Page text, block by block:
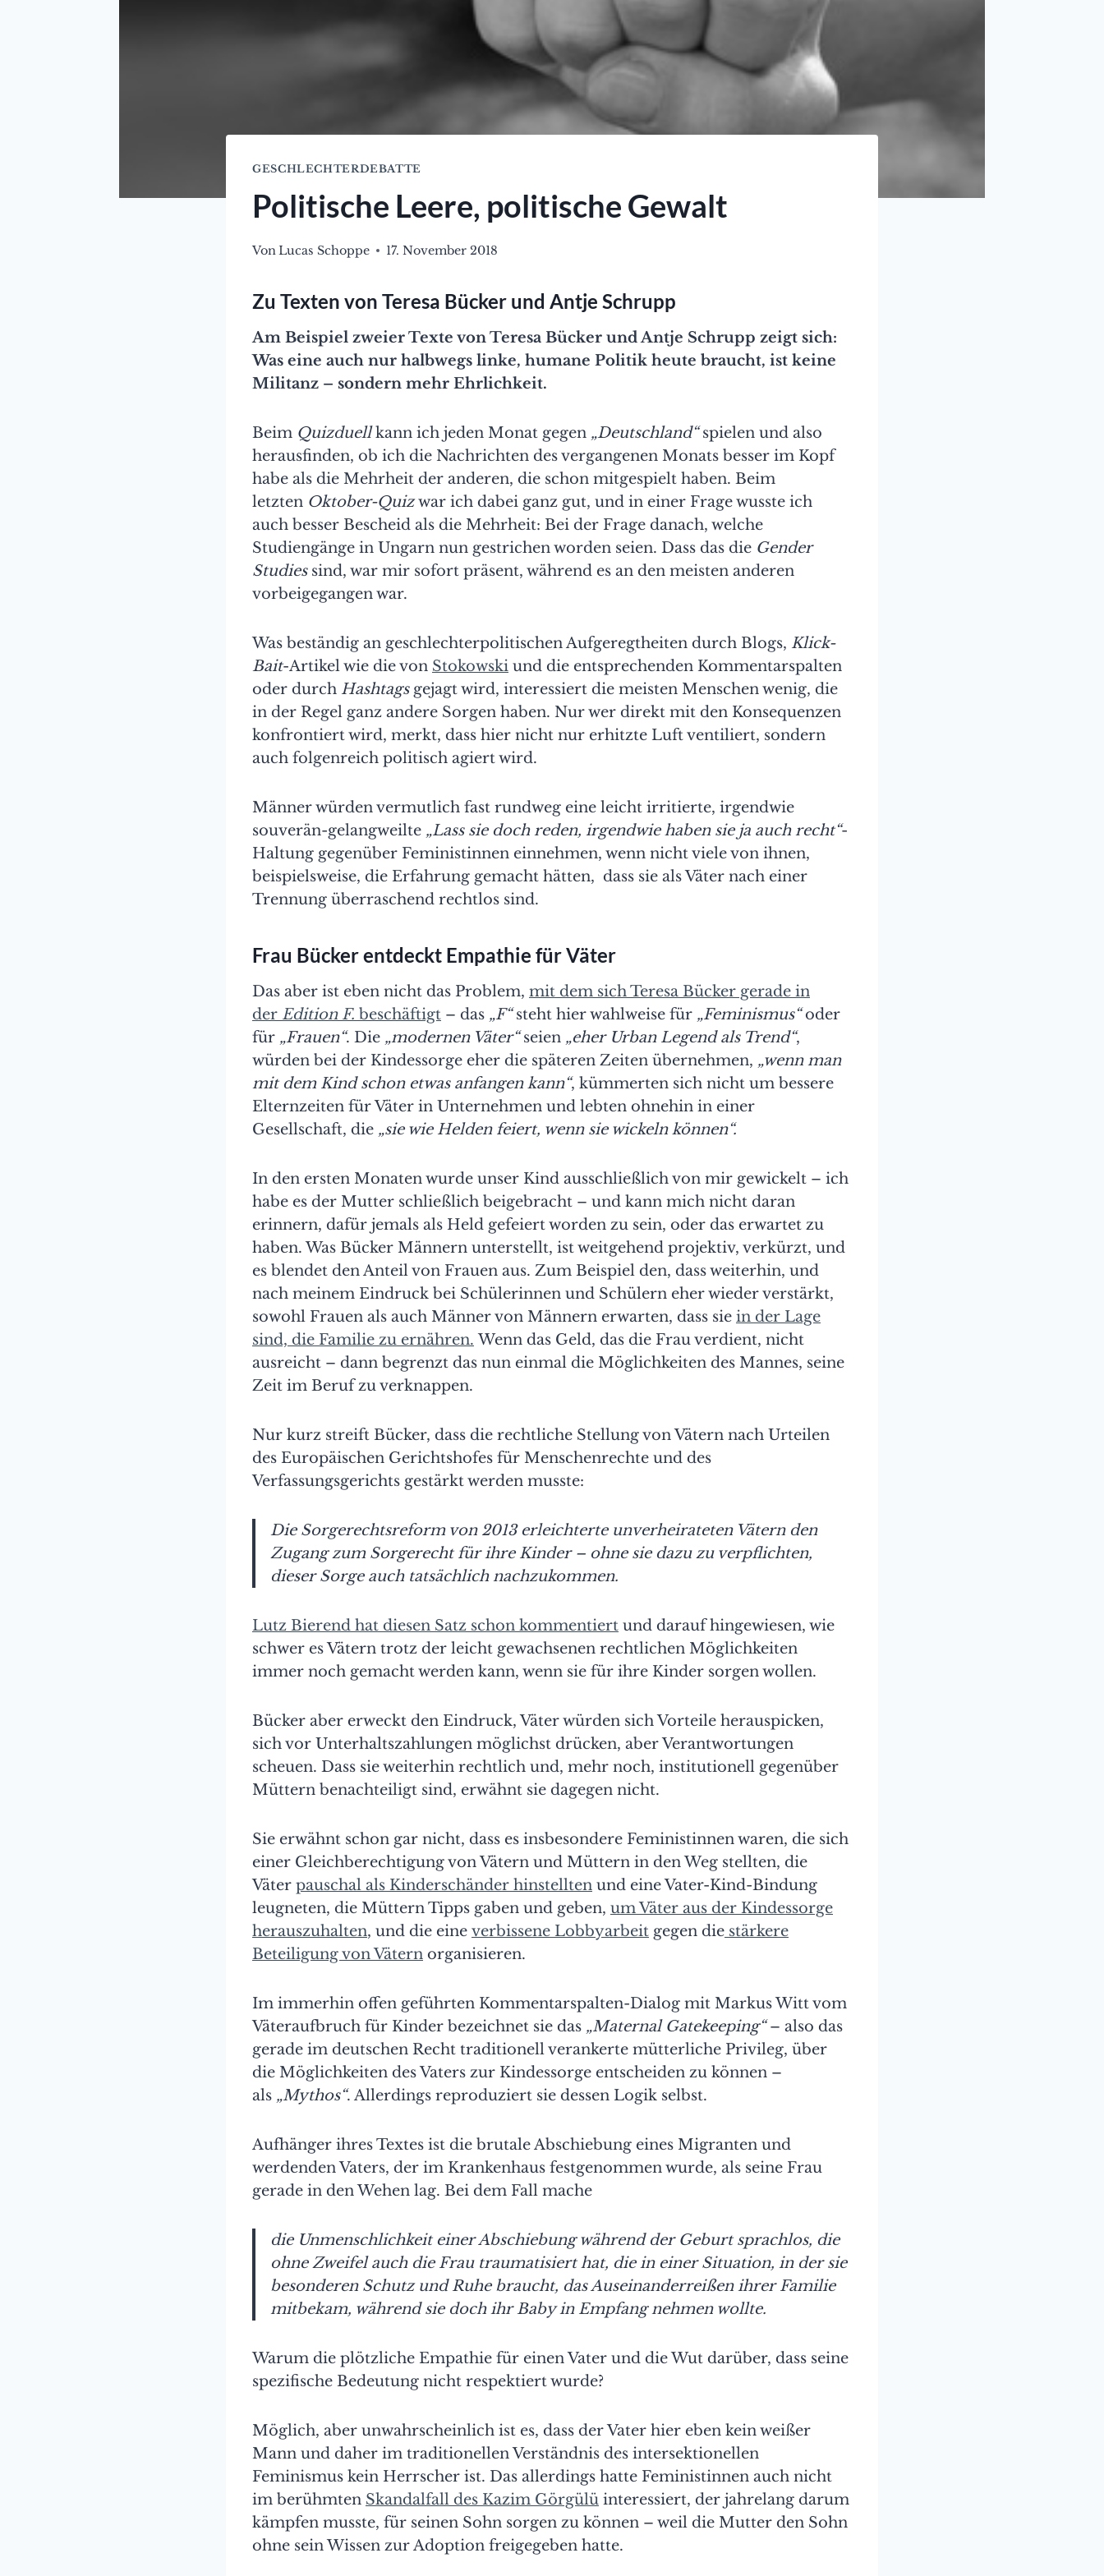
GESCHLECHTERDEBATTE
Politische Leere, politische Gewalt
VonLucas Schoppe 17. November 2018
Zu Texten von Teresa Bücker und Antje Schrupp
Am Beispiel zweier Texte von Teresa Bücker und Antje Schrupp zeigt sich:
Was eine auch nur halbwegs linke, humane Politik heute braucht, ist keine
Militanz – sondern mehr Ehrlichkeit.
Beim Quizduellkann ich jeden Monat gegen „Deutschland“spielen und also
herausfinden, ob ich die Nachrichten des vergangenen Monats besser im Kopf
habe als die Mehrheit der anderen, die schon mitgespielt haben. Beim
letzten Oktober-Quizwar ich dabei ganz gut, und in einer Frage wusste ich
auch besser Bescheid als die Mehrheit: Bei der Frage danach, welche
Studiengänge in Ungarn nun gestrichen worden seien. Dass das die Gender
Studiessind, war mir sofort präsent, während es an den meisten anderen
vorbeigegangen war.
Was beständig an geschlechterpolitischen Aufgeregtheiten durch Blogs, Klick-
Bait-Artikel wie die von Stokowski und die entsprechenden Kommentarspalten
oder durch Hashtagsgejagt wird, interessiert die meisten Menschen wenig, die
in der Regel ganz andere Sorgen haben. Nur wer direkt mit den Konsequenzen
konfrontiert wird, merkt, dass hier nicht nur erhitzte Luft ventiliert, sondern
auch folgenreich politisch agiert wird.
Männer würden vermutlich fast rundweg eine leicht irritierte, irgendwie
souverän-gelangweilte „Lass sie doch reden, irgendwie haben sie ja auch recht“-
Haltung gegenüber Feministinnen einnehmen, wenn nicht viele von ihnen,
beispielsweise, die Erfahrung gemacht hätten, dass sie als Väter nach einer
Trennung überraschend rechtlos sind.
Frau Bücker entdeckt Empathie für Väter
Das aber ist eben nicht das Problem, mit dem sich Teresa Bücker gerade in
der Edition F. beschäftigt – das „F“steht hier wahlweise für „Feminismus“oder
für „Frauen“. Die „modernen Väter“seien „eher Urban Legend als Trend“,
würden bei der Kindessorge eher die späteren Zeiten übernehmen, „wenn man
mit dem Kind schon etwas anfangen kann“, kümmerten sich nicht um bessere
Elternzeiten für Väter in Unternehmen und lebten ohnehin in einer
Gesellschaft, die „sie wie Helden feiert, wenn sie wickeln können“.
In den ersten Monaten wurde unser Kind ausschließlich von mir gewickelt – ich
habe es der Mutter schließlich beigebracht – und kann mich nicht daran
erinnern, dafür jemals als Held gefeiert worden zu sein, oder das erwartet zu
haben. Was Bücker Männern unterstellt, ist weitgehend projektiv, verkürzt, und
es blendet den Anteil von Frauen aus. Zum Beispiel den, dass weiterhin, und
nach meinem Eindruck bei Schülerinnen und Schülern eher wieder verstärkt,
sowohl Frauen als auch Männer von Männern erwarten, dass sie in der Lage
sind, die Familie zu ernähren. Wenn das Geld, das die Frau verdient, nicht
ausreicht – dann begrenzt das nun einmal die Möglichkeiten des Mannes, seine
Zeit im Beruf zu verknappen.
Nur kurz streift Bücker, dass die rechtliche Stellung von Vätern nach Urteilen
des Europäischen Gerichtshofes für Menschenrechte und des
Verfassungsgerichts gestärkt werden musste:
Die Sorgerechtsreform von 2013 erleichterte unverheirateten Vätern den
Zugang zum Sorgerecht für ihre Kinder – ohne sie dazu zu verpflichten,
dieser Sorge auch tatsächlich nachzukommen.
Lutz Bierend hat diesen Satz schon kommentiert und darauf hingewiesen, wie
schwer es Vätern trotz der leicht gewachsenen rechtlichen Möglichkeiten
immer noch gemacht werden kann, wenn sie für ihre Kinder sorgen wollen.
Bücker aber erweckt den Eindruck, Väter würden sich Vorteile herauspicken,
sich vor Unterhaltszahlungen möglichst drücken, aber Verantwortungen
scheuen. Dass sie weiterhin rechtlich und, mehr noch, institutionell gegenüber
Müttern benachteiligt sind, erwähnt sie dagegen nicht.
Sie erwähnt schon gar nicht, dass es insbesondere Feministinnen waren, die sich
einer Gleichberechtigung von Vätern und Müttern in den Weg stellten, die
Väter pauschal als Kinderschänder hinstellten und eine Vater-Kind-Bindung
leugneten, die Müttern Tipps gaben und geben, um Väter aus der Kindessorge
herauszuhalten, und die eine verbissene Lobbyarbeit gegen die stärkere
Beteiligung von Vätern organisieren.
Im immerhin offen geführten Kommentarspalten-Dialog mit Markus Witt vom
Väteraufbruch für Kinder bezeichnet sie das „Maternal Gatekeeping“– also das
gerade im deutschen Recht traditionell verankerte mütterliche Privileg, über
die Möglichkeiten des Vaters zur Kindessorge entscheiden zu können –
als „Mythos“. Allerdings reproduziert sie dessen Logik selbst.
Aufhänger ihres Textes ist die brutale Abschiebung eines Migranten und
werdenden Vaters, der im Krankenhaus festgenommen wurde, als seine Frau
gerade in den Wehen lag. Bei dem Fall mache
die Unmenschlichkeit einer Abschiebung während der Geburt sprachlos, die
ohne Zweifel auch die Frau traumatisiert hat, die in einer Situation, in der sie
besonderen Schutz und Ruhe braucht, das Auseinanderreißen ihrer Familie
mitbekam, während sie doch ihr Baby in Empfang nehmen wollte.
Warum die plötzliche Empathie für einen Vater und die Wut darüber, dass seine
spezifische Bedeutung nicht respektiert wurde?
Möglich, aber unwahrscheinlich ist es, dass der Vater hier eben kein weißer
Mann und daher im traditionellen Verständnis des intersektionellen
Feminismus kein Herrscher ist. Das allerdings hatte Feministinnen auch nicht
im berühmten Skandalfall des Kazim Görgülü interessiert, der jahrelang darum
kämpfen musste, für seinen Sohn sorgen zu können – weil die Mutter den Sohn
ohne sein Wissen zur Adoption freigegeben hatte.